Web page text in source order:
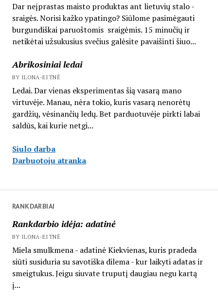
Dar neįprastas maisto produktas ant lietuvių stalo -
sraigės. Norisi kažko ypatingo? Siūlome pasimėgauti
burgundiškai paruoštomis sraigėmis. 15 minučių ir
netikėtai užsukusius svečius galėsite pavaišinti šiuo...
Abrikosiniai ledai
BY ILONA-EITNĖ
Ledai. Dar vienas eksperimentas šią vasarą mano
virtuvėje. Manau, nėra tokio, kuris vasarą nenorėtų
gardžių, vėsinančių ledų. Bet parduotuvėje pirkti labai
saldūs, kai kurie netgi...
Siulo darba
Darbuotoju atranka
RANKDARBIAI
Rankdarbio idėja: adatinė
BY ILONA-EITNĖ
Miela smulkmena - adatinė Kiekvienas, kuris pradeda
siūti susiduria su savotiška dilema - kur laikyti adatas ir
smeigtukus. Jeigu siuvate truputį daugiau negu kartą
į...